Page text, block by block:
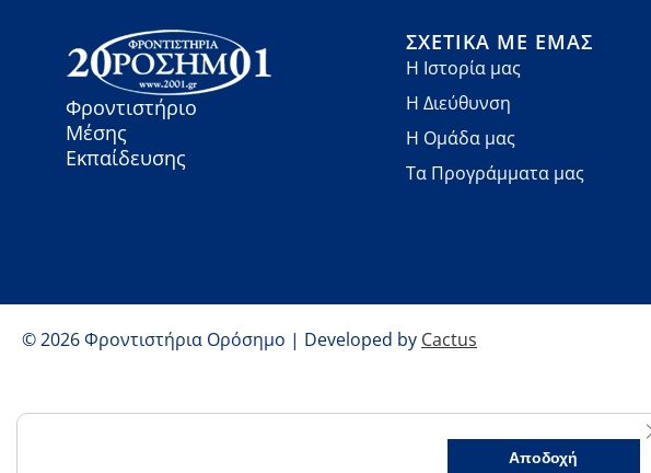
Φροντιστήριο
Μέσης
Εκπαίδευσης
ΣΧΕΤΙΚΆ ΜΕ ΕΜΆΣ
Η Ιστορία μας
Η Διεύθυνση
Η Ομάδα μας
Τα Προγράμματα μας
© 2026 Φροντιστήρια Ορόσημο | Developed by Cactus
Αποδοχή